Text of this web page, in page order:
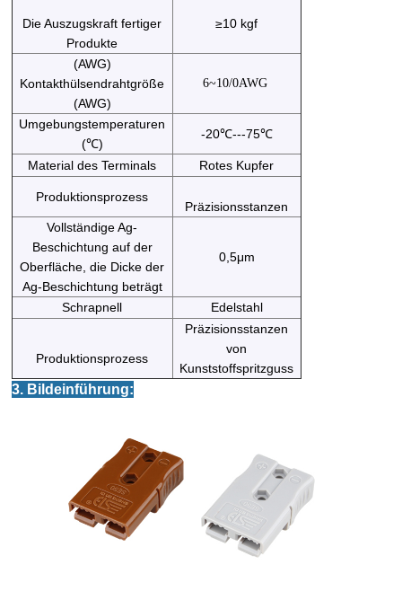
Die Auszugskraft fertiger
Produkte
≥10 kgf
(AWG)
Kontakthülsendrahtgröße
(AWG)
6~10/0AWG
Umgebungstemperaturen
(℃)
-20℃---75℃
Material des Terminals Rotes Kupfer
Produktionsprozess
Präzisionsstanzen
Vollständige Ag-
Beschichtung auf der
Oberfläche, die Dicke der
Ag-Beschichtung beträgt
0,5μm
Schrapnell Edelstahl
Produktionsprozess
Präzisionsstanzen
von
Kunststoffspritzguss
3. Bildeinführung: